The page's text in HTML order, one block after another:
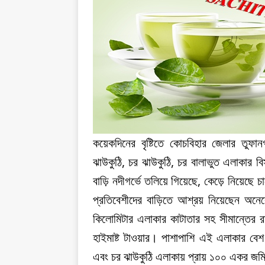
কয়েকদিনের বৃষ্টিতে কোচবিহার জেলার
ঝাউকুঠি, চর ঝাউকুঠি, চর বালাভুত এলাকার
বাড়ি নদীগর্ভে তলিয়ে গিয়েছে, কেড়ে
প্রতিবেশীদের বাড়িতে আশ্রয় নিয়েছেন
কিলোমিটার এলাকার কাটাতার সহ সীমান্তের
হাইমাষ্ট টাওয়ার। পাশাপাশি এই এলাকার
এবং চর ঝাউকুঠি এলাকায় প্রায় ১০০ একর